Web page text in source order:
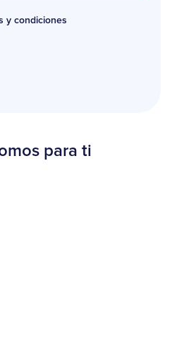
y condiciones
para ti